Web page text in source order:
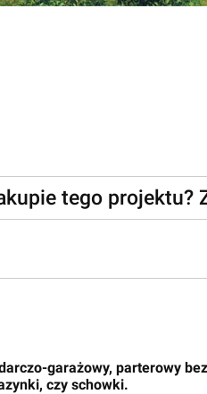
tego projektu?
garażowy, parterowy
czy schowki.